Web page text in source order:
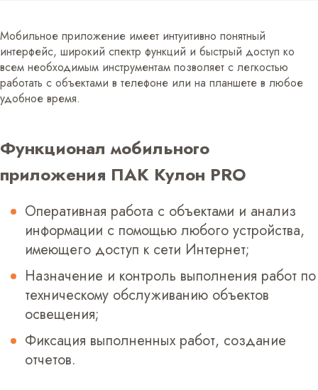
Мобильное приложение имеет интуитивно понятный
интерфейс, широкий спектр функций и быстрый доступ ко
всем необходимым инструментам позволяет с легкостью
работать с объектами в телефоне или на планшете в любое
удобное время.
Функционал мобильного
приложения ПАК Кулон PRO
Оперативная работа с объектами и анализ
информации с помощью любого устройства,
имеющего доступ к сети Интернет;
Назначение и контроль выполнения работ по
техническому обслуживанию объектов
освещения;
Фиксация выполненных работ, создание
отчетов.